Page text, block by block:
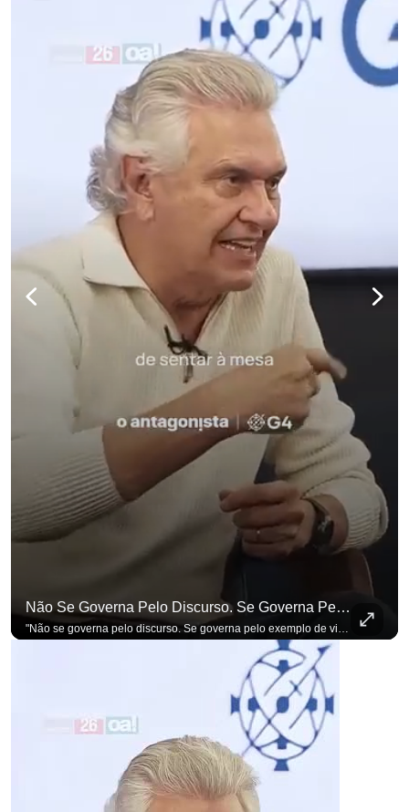
Não Se Governa Pelo Discurso. Se Governa Pelo Exemplo De Vida", Alfineta Ronaldo Caiado
"Não se governa pelo discurso. Se governa pelo exemplo de vida", alfineta Ronaldo Caiado, respondendo a empresários na primeira Sabatina Presidencial com a pauta definida por quem constrói o país. Se você busca informação com credibilidade, inscreva-se agora e ative o
para não perder nenhuma